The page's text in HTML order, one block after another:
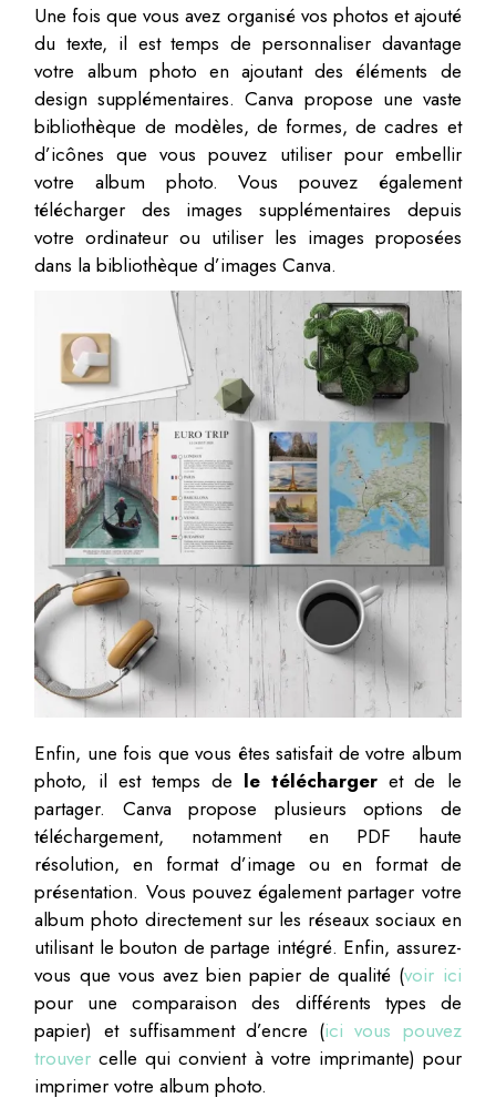
Une fois que vous avez organisé vos photos et ajouté
du texte, il est temps de personnaliser davantage
votre album photo en ajoutant des éléments de
design supplémentaires. Canva propose une vaste
bibliothèque de modèles, de formes, de cadres et
d’icônes que vous pouvez utiliser pour embellir
votre album photo. Vous pouvez également
télécharger des images supplémentaires depuis
votre ordinateur ou utiliser les images proposées
dans la bibliothèque d’images Canva.
Enfin, une fois que vous êtes satisfait de votre album
photo, il est temps de le télécharger et de le
partager. Canva propose plusieurs options de
téléchargement, notamment en PDF haute
résolution, en format d’image ou en format de
présentation. Vous pouvez également partager votre
album photo directement sur les réseaux sociaux en
utilisant le bouton de partage intégré. Enfin, assurez-
vous que vous avez bien papier de qualité (voir ici
pour une comparaison des différents types de
papier) et suffisamment d’encre (ici vous pouvez
trouver celle qui convient à votre imprimante) pour
imprimer votre album photo.